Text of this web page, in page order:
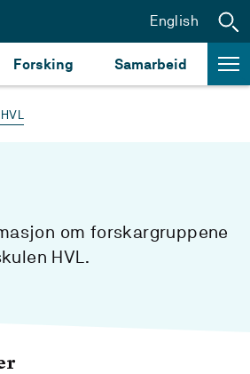
Forsking Samarbeid
English
om forskargruppene
HVL.